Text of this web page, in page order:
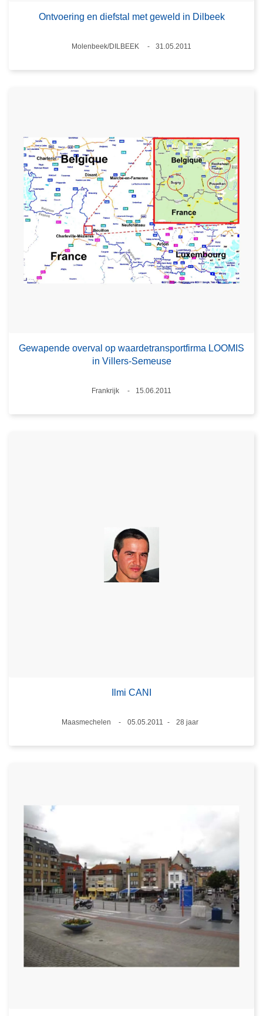
Ontvoering en diefstal met geweld in Dilbeek
Plaats
Molenbeek/DILBEEK
31.05.2011
Gewapende overval op waardetransportfirma LOOMIS
in Villers-Semeuse
Plaats
Frankrijk
15.06.2011
Ilmi CANI
Plaats
Maasmechelen
05.05.2011
28 jaar